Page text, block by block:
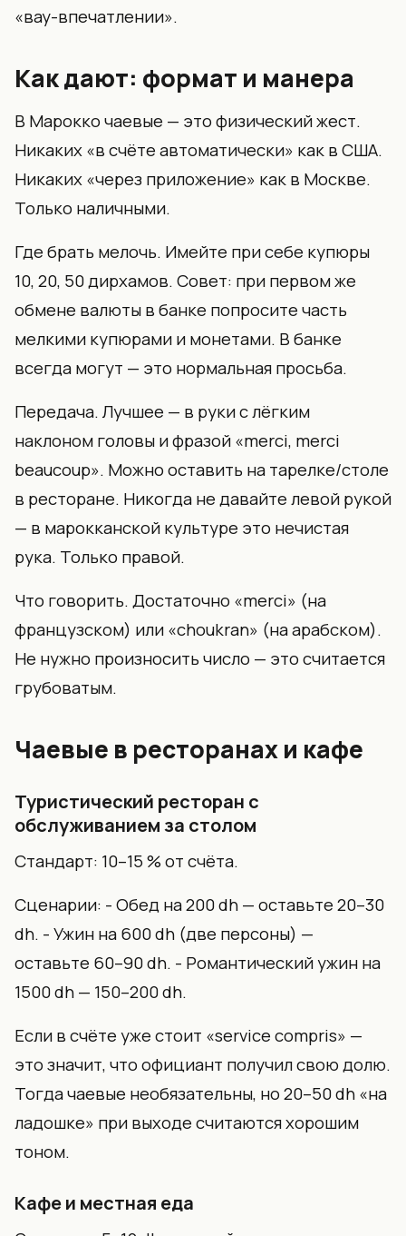
«вау-впечатлении».
Как дают: формат и манера
В Марокко чаевые — это физический жест.
Никаких «в счёте автоматически» как в США.
Никаких «через приложение» как в Москве.
Только наличными.
Где брать мелочь. Имейте при себе купюры
10, 20, 50 дирхамов. Совет: при первом же
обмене валюты в банке попросите часть
мелкими купюрами и монетами. В банке
всегда могут — это нормальная просьба.
Передача. Лучшее — в руки с лёгким
наклоном головы и фразой «merci, merci
beaucoup». Можно оставить на тарелке/столе
в ресторане. Никогда не давайте левой рукой
— в марокканской культуре это нечистая
рука. Только правой.
Что говорить. Достаточно «merci» (на
французском) или «choukran» (на арабском).
Не нужно произносить число — это считается
грубоватым.
Чаевые в ресторанах и кафе
Туристический ресторан с
обслуживанием за столом
Стандарт: 10–15 % от счёта.
Сценарии: - Обед на 200 dh — оставьте 20–30
dh. - Ужин на 600 dh (две персоны) —
оставьте 60–90 dh. - Романтический ужин на
1500 dh — 150–200 dh.
Если в счёте уже стоит «service compris» —
это значит, что официант получил свою долю.
Тогда чаевые необязательны, но 20–50 dh «на
ладошке» при выходе считаются хорошим
тоном.
Кафе и местная еда